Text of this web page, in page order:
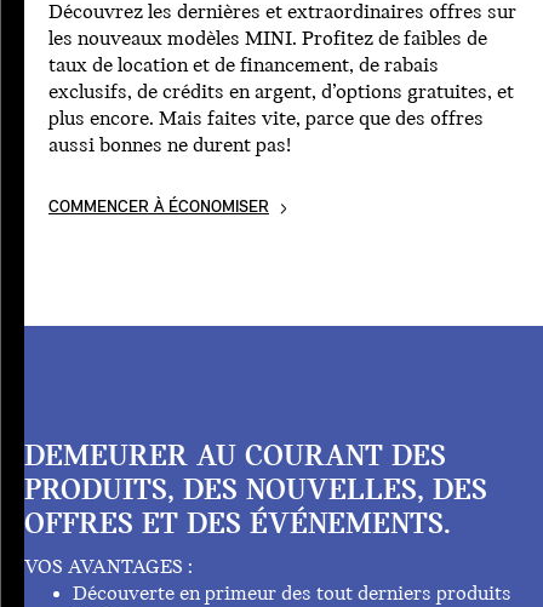
Découvrez les dernières et extraordinaires offres sur
les nouveaux modèles MINI. Profitez de faibles de
taux de location et de financement, de rabais
exclusifs, de crédits en argent, d’options gratuites, et
plus encore. Mais faites vite, parce que des offres
aussi bonnes ne durent pas!
COMMENCER À ÉCONOMISER
DEMEURER AU COURANT DES
PRODUITS, DES NOUVELLES, DES
OFFRES ET DES ÉVÉNEMENTS.
VOS AVANTAGES :
Découverte en primeur des tout derniers produits